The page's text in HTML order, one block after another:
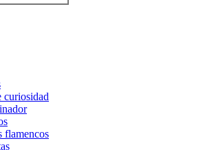
curiosidad
flamencos